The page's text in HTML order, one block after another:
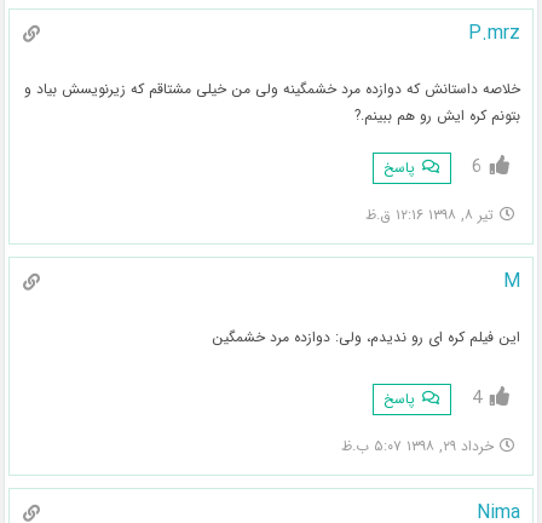
P.mrz
خلاصه داستانش که دوازده مرد خشمگینه ولی من خیلی مشتاقم که زیرنویسش بیاد و
بتونم کره ایش رو هم ببینم.?
6 پاسخ
تیر ۸, ۱۳۹۸ ۱۲:۱۶ ق.ظ
M
این فیلم کره ای رو ندیدم، ولی: دوازده مرد خشمگین
4 پاسخ
خرداد ۲۹, ۱۳۹۸ ۵:۰۷ ب.ظ
Nima